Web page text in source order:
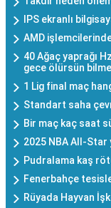
IPS ekranlı
AMD
40 Ağaç yaprağı
gece ölürsün
1 Lig final maç
Standart saha
Bir maç kaç saat
2025 NBA All-Star
Pudralama kaş
Fenerbahçe
Rüyada Hayvan